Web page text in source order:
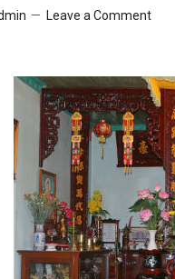
Leave a Comment